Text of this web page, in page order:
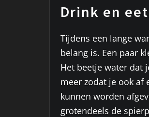
Drink en eet
Tijdens een lange
belang is. Een paar
Het beetje water dat
meer zodat je ook af
kunnen worden
grotendeels de